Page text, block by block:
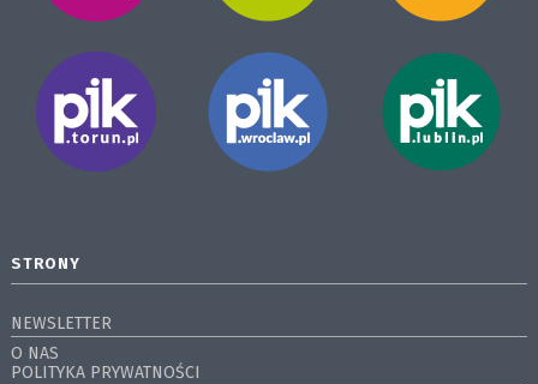
STRONY
NEWSLETTER
O NAS
POLITYKA PRYWATNOŚCI